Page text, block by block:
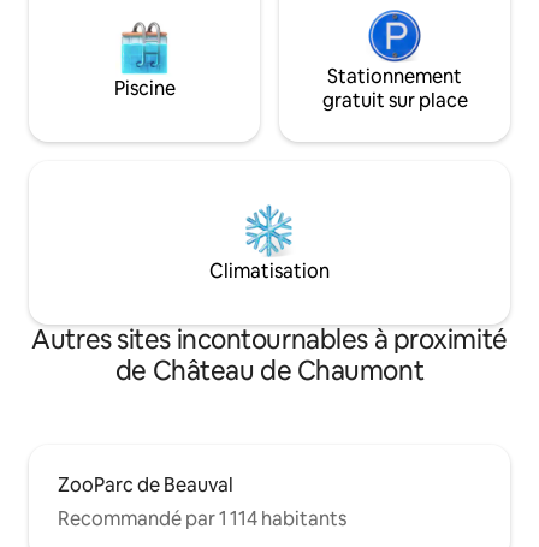
Piscine
Stationnement
gratuit sur place
Climatisation
Autres sites incontournables à proximité
de Château de Chaumont
ZooParc de Beauval
Recommandé par 1 114 habitants